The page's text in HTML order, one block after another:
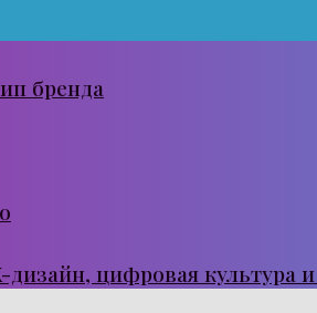
бренда
цифровая культура